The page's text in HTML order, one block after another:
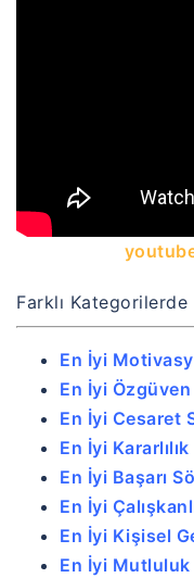
Farklı
En İyi
En İyi
En İyi Cesaret
En İyi
En İyi Başarı
En İyi
En İyi Kişisel
En İyi Mutluluk